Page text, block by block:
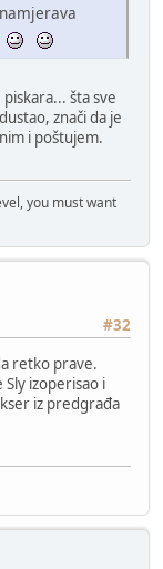
šta sve
znači da je
i poštujem.
you must want
#32
retko prave.
Sly izoperisao i
iz predgrađa